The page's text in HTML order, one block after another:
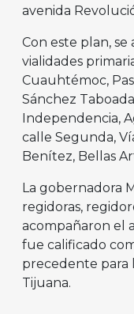
avenida
Con este plan,
vialidades
Cuauhtémoc,
Sánchez
Independencia,
calle Segunda,
Benítez, Bellas
La gobernadora
regidoras,
acompañaron el
fue calificado
precedente para
Tijuana.